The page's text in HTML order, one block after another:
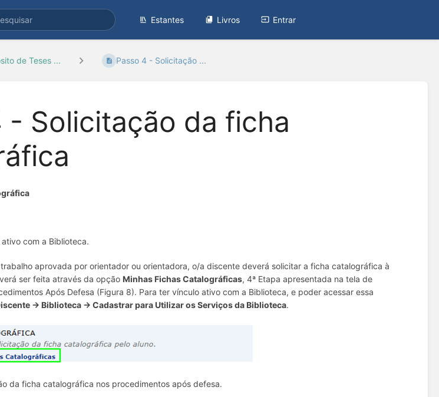
Estantes Livros Entrar
de Teses ... Passo 4 - Solicitação ...
- Solicitação da ficha
com a Biblioteca.
aprovada por orientador ou orientadora, o/a discente deverá solicitar a ficha catalográfica à
ser feita através da opção Minhas Fichas Catalográficas, 4ª Etapa apresentada na tela de
Após Defesa (Figura 8). Para ter vínculo ativo com a Biblioteca, e poder acessar essa
→ Biblioteca → Cadastrar para Utilizar os Serviços da Biblioteca.
da ficha catalográfica nos procedimentos após defesa.